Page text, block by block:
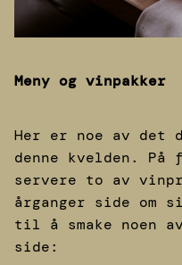
Meny og vinpakker
Her er noe av det
denne kvelden.
servere to av
årganger side om
til å smake noen
side: